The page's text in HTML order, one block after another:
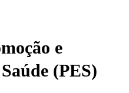
e
(PES)